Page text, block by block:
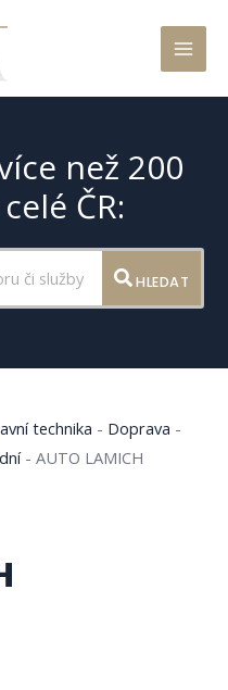
než 200
ČR:
HLEDAT
technika - Doprava -
-AUTO LAMICH